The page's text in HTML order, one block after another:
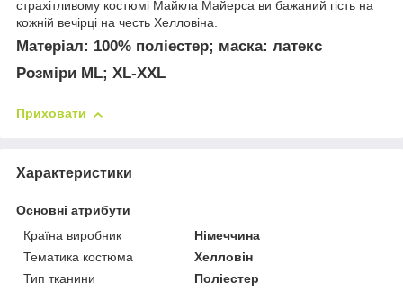
страхітливому костюмі Майкла Майерса ви бажаний гість на
кожній вечірці на честь Хелловіна.
Матеріал: 100% поліестер; маска: латекс
Розміри ML; XL-XXL
Приховати
Характеристики
Основні атрибути
Країна виробник
Німеччина
Тематика костюма
Хелловін
Тип тканини
Поліестер